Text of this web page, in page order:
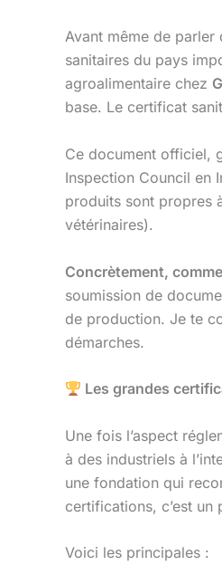
Avant même de
sanitaires du pays
agroalimentaire chez
base. Le certificat
Ce document officiel,
Inspection Council en
produits sont propres
vétérinaires).
Concrètement,
soumission de
de production. Je te
démarches.
Les grandes
Une fois l’aspect
à des industriels à
une fondation qui
certifications, c’est un
Voici les principales :